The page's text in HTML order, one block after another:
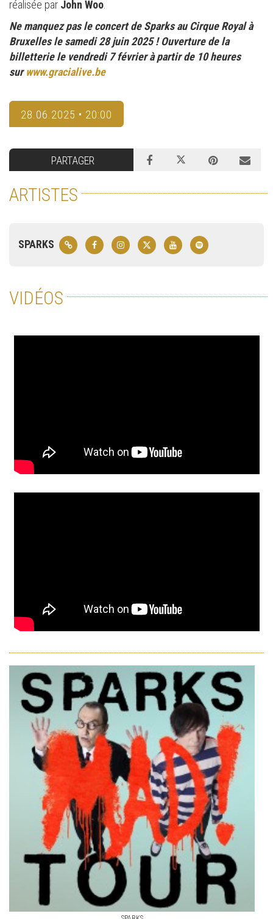
réalisée par John Woo.
Ne manquez pas le concert de Sparks au Cirque Royal à
Bruxelles le samedi 28 juin 2025 ! Ouverture de la
billetterie le vendredi 7 février à partir de 10 heures
surwww.gracialive.be
28.06.2025 • 20:00
PARTAGER
ARTISTES
SPARKS
VIDÉOS